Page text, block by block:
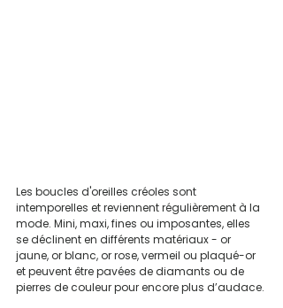
Les boucles d'oreilles créoles sont
intemporelles et reviennent régulièrement à la
mode. Mini, maxi, fines ou imposantes, elles
se déclinent en différents matériaux - or
jaune, or blanc, or rose, vermeil ou plaqué-or
et peuvent être pavées de diamants ou de
pierres de couleur pour encore plus d’audace.